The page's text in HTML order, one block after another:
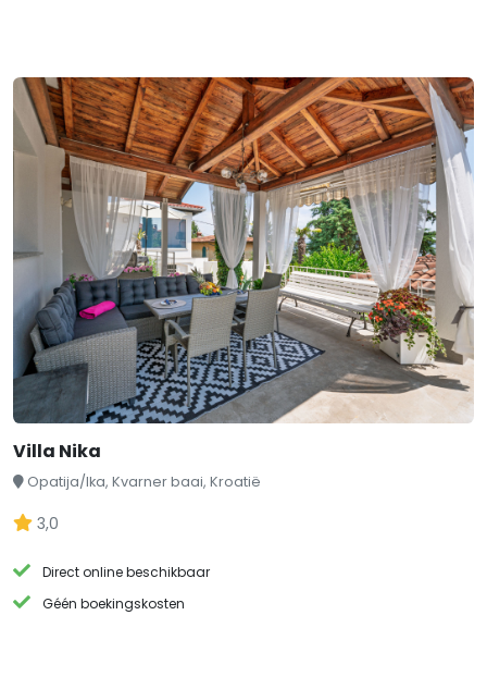
Villa Nika
Opatija/Ika, Kvarner baai, Kroatië
3,0
Direct online beschikbaar
Géén boekingskosten